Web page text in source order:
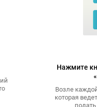
Нажмите
Возле
которая